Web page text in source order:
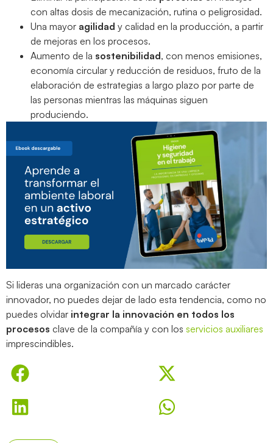
con altas dosis de mecanización, rutina o peligrosidad.
Una mayor agilidad y calidad en la producción, a partir
de mejoras en los procesos.
Aumento de la sostenibilidad, con menos emisiones,
economía circular y reducción de residuos, fruto de la
elaboración de estrategias a largo plazo por parte de
las personas mientras las máquinas siguen
produciendo.
Si lideras una organización con un marcado carácter
innovador, no puedes dejar de lado esta tendencia, como no
puedes olvidar integrar la innovación en todos los
procesos clave de la compañía y con los servicios auxiliares
imprescindibles.